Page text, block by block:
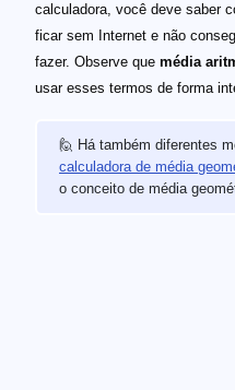
calculadora, você deve saber
ficar sem Internet e não
fazer. Observe que média
usar esses termos de forma
🙋 Há também diferentes
calculadora de média
o conceito de média